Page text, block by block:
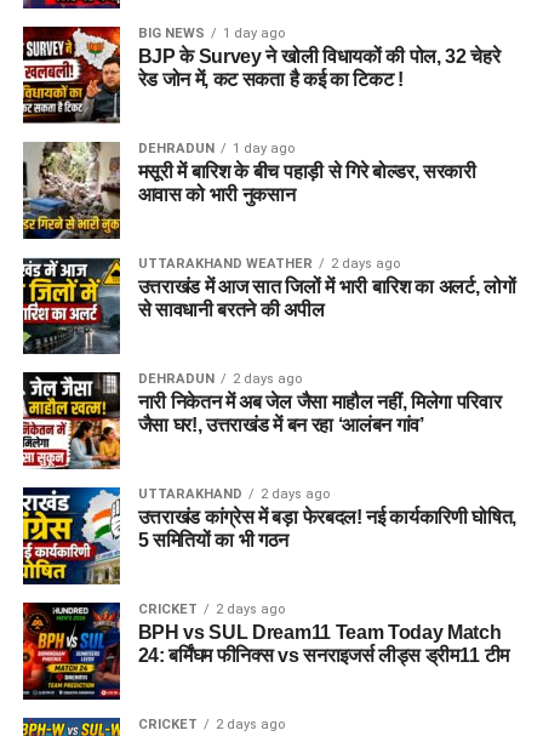
नहीं हो पाई है। अब विभाग की ओर से हरिद्वार और आसपास के क्षेत्रों में
जमीन की तलाश की जा रही है। अधिकारियों को उम्मीद है कि हरिद्वार में
इसके लिए उपयुक्त जमीन मिल सकती है।
इसके अलावा उत्तरकाशी जिले के चिन्यालीसौड़ में भी एक जमीन को लेकर
संभावनाएं देखी जा रही हैं। विभाग यह जांच कर रहा है कि वहां की जमीन
और परिस्थितियां आलंबन गांव के निर्माण के लिए उपयुक्त हैं या नहीं।
महिलाओं और बच्चों को मिलेगा नया जीवन
आलंबन गांव की यह योजना सिर्फ एक नया भवन या परिसर तैयार करने की
कवायद नहीं है, बल्कि नारी निकेतन में रहने वाली महिलाओं और बच्चों के
प्रति सोच में बदलाव की कोशिश भी है।
अगर यह योजना धरातल पर उतरती है तो संस्थागत जीवन की जगह उन्हें
परिवार जैसा माहौल, बेहतर स्वतंत्रता और सामाजिक वातावरण मिल
सकेगा। इससे बच्चों और महिलाओं के मानसिक और सामाजिक विकास में
भी मदद मिलने की उम्मीद है।
BIG NEWS 1 day ago
BJP के Survey ने खोली विधायकों की पोल, 32 चेहरे
रेड जोन में, कट सकता है कई का टिकट !
DEHRADUN 1 day ago
मसूरी में बारिश के बीच पहाड़ी से गिरे बोल्डर, सरकारी
आवास को भारी नुकसान
UTTARAKHAND WEATHER 2 days ago
उत्तराखंड में आज सात जिलों में भारी बारिश का अलर्ट, लोगों
से सावधानी बरतने की अपील
DEHRADUN 2 days ago
नारी निकेतन में अब जेल जैसा माहौल नहीं, मिलेगा परिवार
जैसा घर!, उत्तराखंड में बन रहा ‘आलंबन गांव’
UTTARAKHAND 2 days ago
उत्तराखंड कांग्रेस में बड़ा फेरबदल! नई कार्यकारिणी घोषित,
5 समितियों का भी गठन
CRICKET 2 days ago
BPH vs SUL Dream11 Team Today Match
24: बर्मिंघम फीनिक्स vs सनराइजर्स लीड्स ड्रीम11 टीम
CRICKET 2 days ago